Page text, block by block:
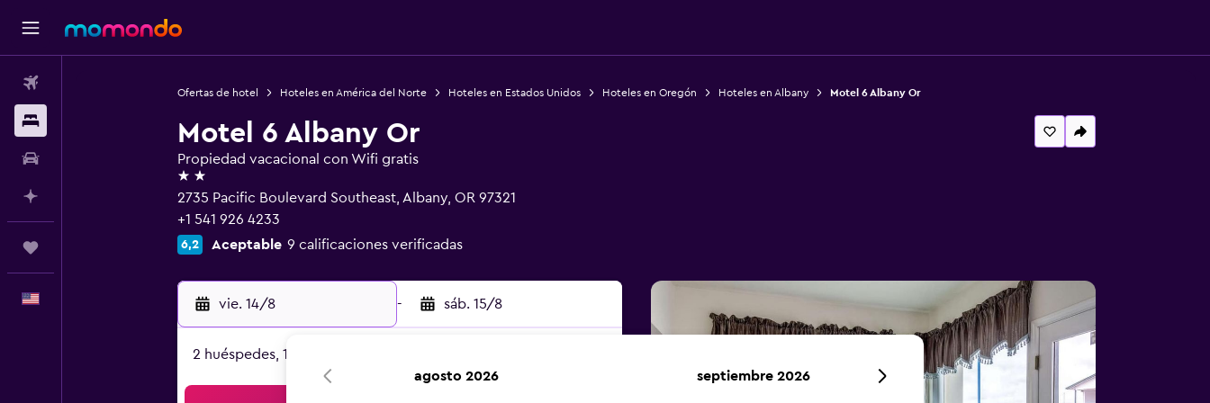
Ofertas de hotel Hoteles en América del Norte Hoteles en Estados Unidos Hoteles en Oregón Hoteles en Albany Motel 6 Albany Or
Motel 6 Albany Or
Propiedad vacacional con Wifi gratis
2 estrellas
2735 Pacific Boulevard Southeast, Albany, OR 97321
+1 541 926 4233
6,2 Aceptable 9 calificaciones verificadas
vie. 14/8 - sáb. 15/8
2 huéspedes, 1 habitación
agosto 2026 septiembre 2026